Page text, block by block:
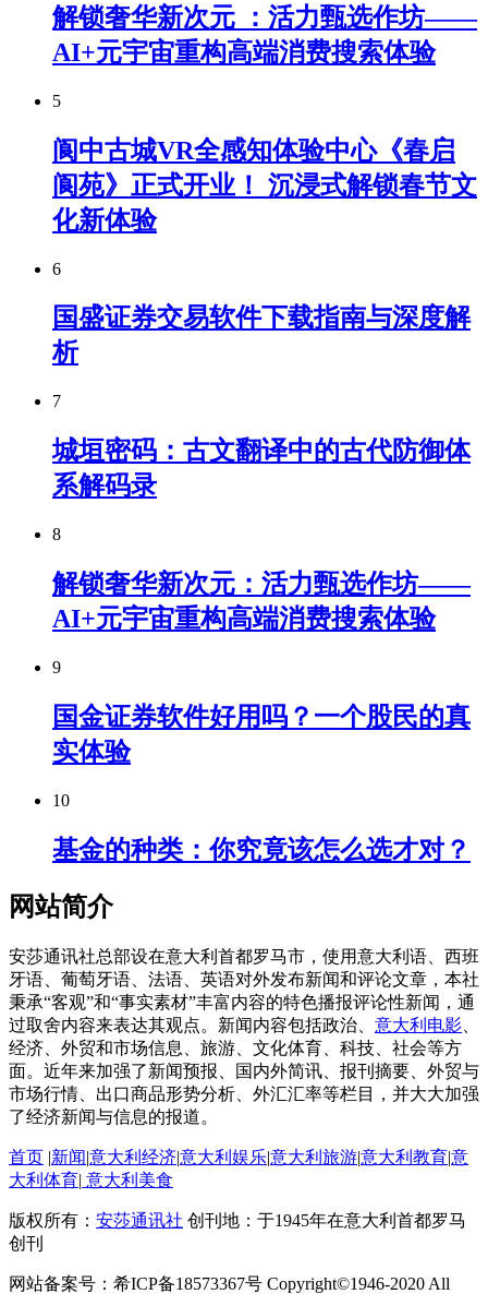
解锁奢华新次元 ：活力甄选作坊——
AI+元宇宙重构高端消费搜索体验
5
阆中古城VR全感知体验中心《春启
阆苑》正式开业！ 沉浸式解锁春节文
化新体验
6
国盛证券交易软件下载指南与深度解
析
7
城垣密码：古文翻译中的古代防御体
系解码录
8
解锁奢华新次元：活力甄选作坊——
AI+元宇宙重构高端消费搜索体验
9
国金证券软件好用吗？一个股民的真
实体验
10
基金的种类：你究竟该怎么选才对？
网站简介
安莎通讯社总部设在意大利首都罗马市，使用意大利语、西班
牙语、葡萄牙语、法语、英语对外发布新闻和评论文章，本社
秉承“客观”和“事实素材”丰富内容的特色播报评论性新闻，通
过取舍内容来表达其观点。新闻内容包括政治、 意大利电影
经济、外贸和市场信息、旅游、文化体育、科技、社会等方
面。近年来加强了新闻预报、国内外简讯、报刊摘要、外贸与
市场行情、出口商品形势分析、外汇汇率等栏目，并大大加强
了经济新闻与信息的报道。
首页 |新闻|意大利经济|意大利娱乐|意大利旅游|意大利教育|意
大利体育| 意大利美食
版权所有： 安莎通讯社 创刊地：于1945年在意大利首都罗马
创刊
网站备案号：希ICP备18573367号 Copyright©1946-2020 All